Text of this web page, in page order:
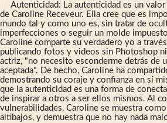
Autenticidad: La autenticidad es un
de Caroline Receveur. Ella cree que es
mundo tal y como uno es, sin tratar de
imperfecciones o seguir un molde
Caroline comparte su verdadero yo a
publicando fotos y videos sin Photoshop
actriz, "no necesito esconderme detrás de
aceptada". De hecho, Caroline ha
demostrando su coraje y confianza en sí
que la autenticidad es una forma de
de inspirar a otros a ser ellos mismos. Al
vulnerabilidades, Caroline se muestra
altibajos, y demuestra que no hay nada